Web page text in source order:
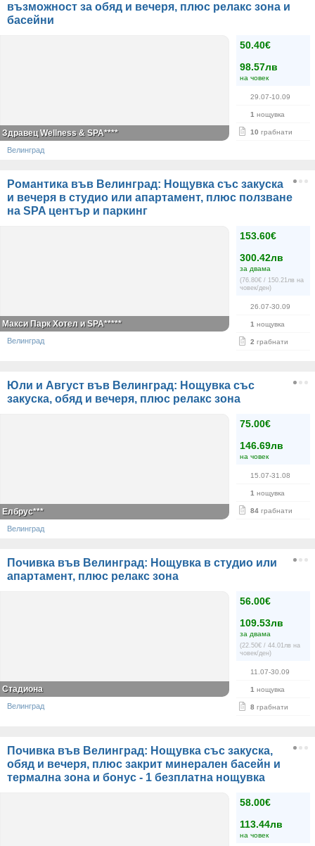
възможност за обяд и вечеря, плюс релакс зона и
басейни
50.40€
98.57лв
на човек
29.07-10.09
1 нощувка
10 грабнати
Здравец Wellness & SPA****
Велинград
Романтика във Велинград: Нощувка със закуска
и вечеря в студио или апартамент, плюс ползване
на SPA център и паркинг
153.60€
300.42лв
за двама
(76.80€ / 150.21лв на
човек/ден)
26.07-30.09
1 нощувка
2 грабнати
Макси Парк Хотел и SPA*****
Велинград
Юли и Август във Велинград: Нощувка със
закуска, обяд и вечеря, плюс релакс зона
75.00€
146.69лв
на човек
15.07-31.08
1 нощувка
84 грабнати
Елбрус***
Велинград
Почивка във Велинград: Нощувка в студио или
апартамент, плюс релакс зона
56.00€
109.53лв
за двама
(22.50€ / 44.01лв на
човек/ден)
11.07-30.09
1 нощувка
8 грабнати
Стадиона
Велинград
Почивка във Велинград: Нощувка със закуска,
обяд и вечеря, плюс закрит минерален басейн и
термална зона и бонус - 1 безплатна нощувка
58.00€
113.44лв
на човек